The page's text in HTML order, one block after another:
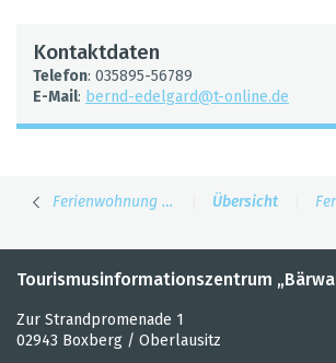
Kon­takt­da­ten
Tele­fon: 035895-56789
E-Mail: bernd-edel­gard@​t-​online.​de
Feri­en­woh­nung Röhle Über­sicht
Tourismusinformationszentrum
Zur Strandpromenade 1
02943 Boxberg / Oberlausitz